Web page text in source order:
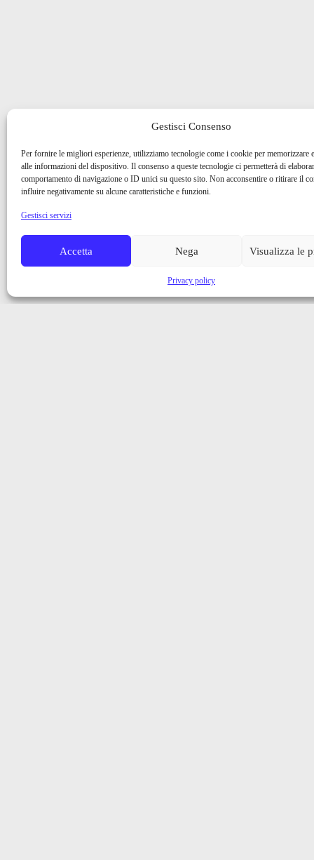
Gestisci Consenso
Per fornire le migliori esperienze, utilizziamo tecnologie come i cookie per memorizzare
alle informazioni del dispositivo. Il consenso a queste tecnologie ci permetterà di
comportamento di navigazione o ID unici su questo sito. Non acconsentire o ritirare il
influire negativamente su alcune caratteristiche e funzioni.
Gestisci servizi
Accetta Nega Visualizza le
Privacy policy